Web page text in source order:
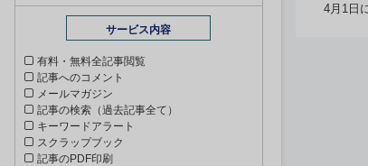
サービス内容
有料・無料全記事閲覧
記事へのコメント
メールマガジン
記事の検索（過去記事全て）
キーワードアラート
スクラップブック
記事のPDF印刷
4月1日